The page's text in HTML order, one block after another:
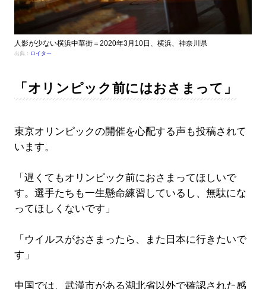
人影が少ない横浜中華街＝2020年3月10日、横浜、神奈川県
出典： ロイター
「オリンピック前にはおさまって」
東京オリンピックの開催を心配する声も投稿されて
います。
「遅くてもオリンピック前におさまってほしいで
す。選手たちも一生懸命練習しているし、無駄にな
ってほしくないです」
「ウイルスがおさまったら、また日本に行きたいで
す」
中国では、武漢市がある湖北省以外で確認された感